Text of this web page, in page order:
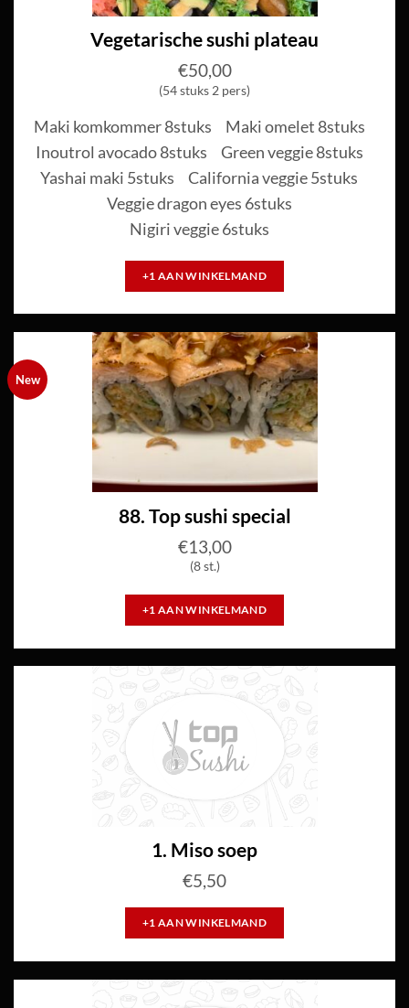
Vegetarische sushi plateau
€50,00
(54 stuks 2 pers)
Maki komkommer 8stuks
Maki omelet 8stuks
Inoutrol avocado 8stuks
Green veggie 8stuks
Yashai maki 5stuks
California veggie 5stuks
Veggie dragon eyes 6stuks
Nigiri veggie 6stuks
+1 AAN WINKELMAND
New
88. Top sushi special
€13,00
(8 st.)
+1 AAN WINKELMAND
1. Miso soep
€5,50
+1 AAN WINKELMAND